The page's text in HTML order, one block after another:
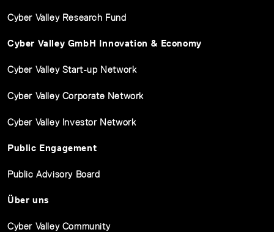
Cyber Valley Research Fund
Cyber Valley GmbH Innovation & Economy
Cyber Valley Start-up Network
Cyber Valley Corporate Network
Cyber Valley Investor Network
Public Engagement
Public Advisory Board
Über uns
Cyber Valley Community